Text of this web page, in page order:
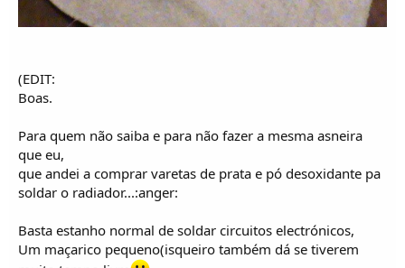
(EDIT:
Boas.
Para quem não saiba e para não fazer a mesma asneira
que eu,
que andei a comprar varetas de prata e pó desoxidante pa
soldar o radiador...:anger:
Basta estanho normal de soldar circuitos electrónicos,
Um maçarico pequeno(isqueiro também dá se tiverem